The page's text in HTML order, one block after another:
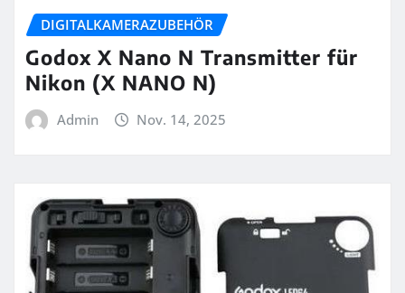
DIGITALKAMERAZUBEHÖR
Godox X Nano N Transmitter für
Nikon (X NANO N)
Admin Nov. 14, 2025